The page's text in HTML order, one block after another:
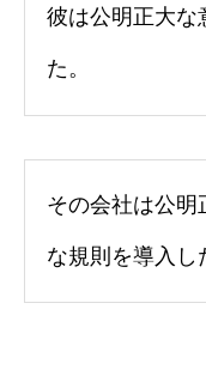
彼は公明正大な
た。
その会社は公明
な規則を導入し